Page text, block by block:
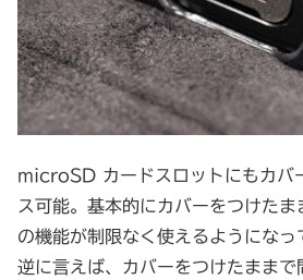
microSD カードスロットにもカバ
ス可能。基本的にカバーをつけた
の機能が制限なく使えるようになっ
逆に言えば、カバーをつけたままで